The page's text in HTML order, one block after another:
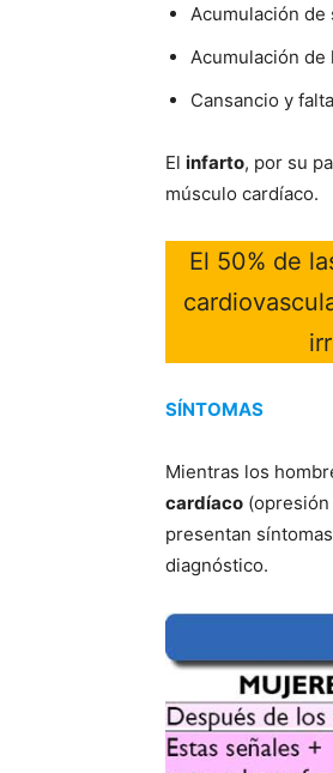
Acumulación de
Acumulación de
Cansancio y
El infarto, por su
músculo cardíaco.
El 50% de
SÍNTOMAS
Mientras los
cardíaco
presentan
diagnóstico.